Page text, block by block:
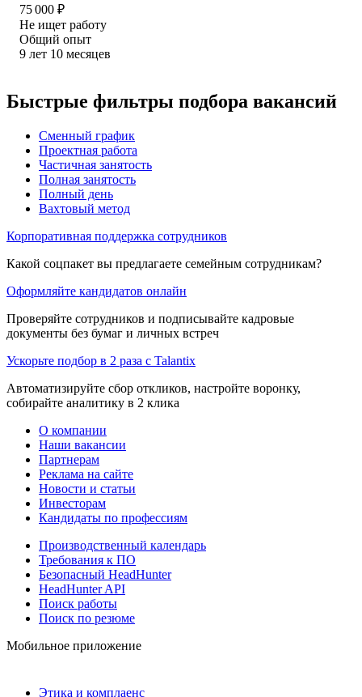
75 000 ₽
Не ищет работу
Общий опыт
9 лет 10 месяцев
Быстрые фильтры подбора вакансий
Сменный график
Проектная работа
Частичная занятость
Полная занятость
Полный день
Вахтовый метод
Корпоративная поддержка сотрудников
Какой соцпакет вы предлагаете семейным сотрудникам?
Оформляйте кандидатов онлайн
Проверяйте сотрудников и подписывайте кадровые
документы без бумаг и личных встреч
Ускорьте подбор в 2 раза с Talantix
Автоматизируйте сбор откликов, настройте воронку,
собирайте аналитику в 2 клика
О компании
Наши вакансии
Партнерам
Реклама на сайте
Новости и статьи
Инвесторам
Кандидаты по профессиям
Производственный календарь
Требования к ПО
Безопасный HeadHunter
HeadHunter API
Поиск работы
Поиск по резюме
Мобильное приложение
Этика и комплаенс